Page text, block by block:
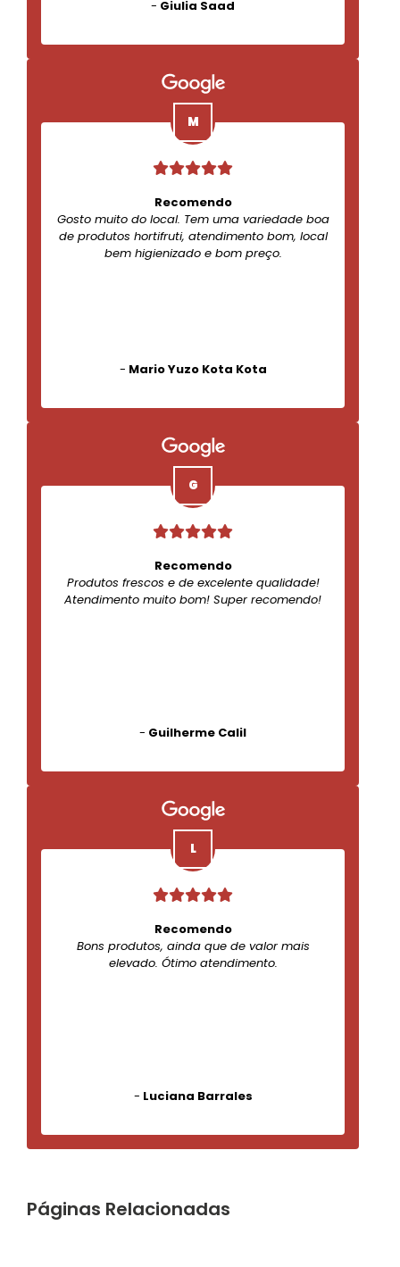
- Giulia Saad
Recomendo
Gosto muito do local. Tem uma variedade boa
de produtos hortifruti, atendimento bom, local
bem higienizado e bom preço.
- Mario Yuzo Kota Kota
Recomendo
Produtos frescos e de excelente qualidade!
Atendimento muito bom! Super recomendo!
- Guilherme Calil
Recomendo
Bons produtos, ainda que de valor mais
elevado. Ótimo atendimento.
- Luciana Barrales
Páginas Relacionadas